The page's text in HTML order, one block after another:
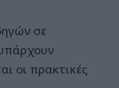
σε
οι πρακτικές